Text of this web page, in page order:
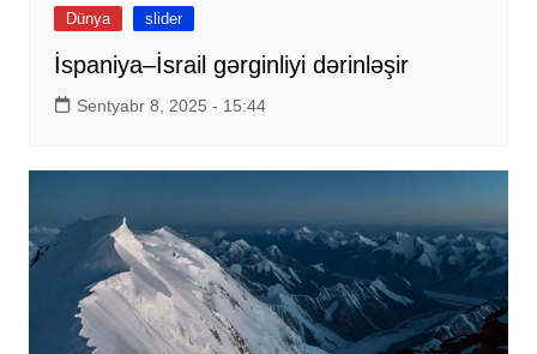
Dünya slider
İspaniya–İsrail gərginliyi dərinləşir
Sentyabr 8, 2025 - 15:44